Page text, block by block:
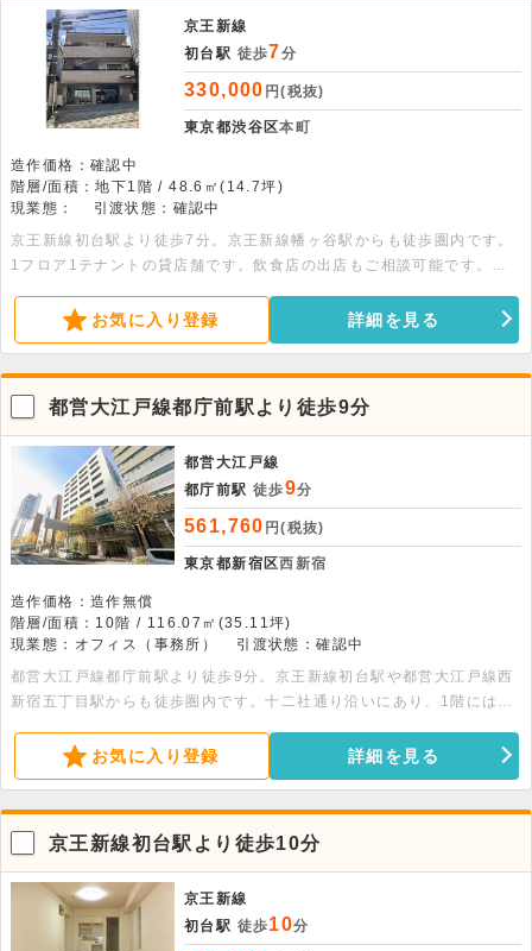
京王新線
初台駅 徒歩7分
330,000 円(税抜)
東京都渋谷区本町
造作価格：確認中
階層/面積：地下1階 / 48.6㎡(14.7坪)
現業態：
引渡状態：確認中
京王新線初台駅より徒歩7分。京王新線幡ヶ谷駅からも徒歩圏内です。
1フロア1テナントの貸店舗です。飲食店の出店もご相談可能です。ト
お気に入り登録 詳細を見る
都営大江戸線都庁前駅より徒歩9分
都営大江戸線
都庁前駅 徒歩9分
561,760 円(税抜)
東京都新宿区西新宿
造作価格：造作無償
階層/面積：10階 / 116.07㎡(35.11坪)
現業態：オフィス（事務所）
引渡状態：確認中
都営大江戸線都庁前駅より徒歩9分。京王新線初台駅や都営大江戸線西
新宿五丁目駅からも徒歩圏内です。十二社通り沿いにあり、1階にはコ
お気に入り登録 詳細を見る
京王新線初台駅より徒歩10分
京王新線
初台駅 徒歩10分